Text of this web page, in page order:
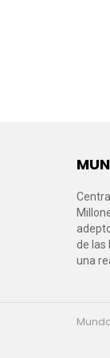
de las
una